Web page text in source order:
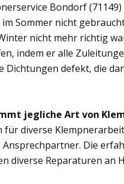
Bondorf
Sommer nicht
nicht mehr richtig
indem er alle
defekt, die
jegliche Art von
für diverse
Die
diverse Reparaturen an